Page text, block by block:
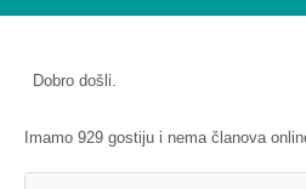
Dobro došli.
Imamo 929 gostiju i nema članova